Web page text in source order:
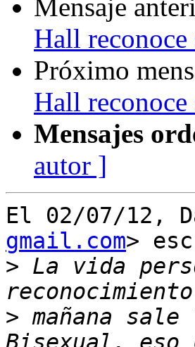
Mensaje
Hall
Próximo
Hall
Mensajes
autor ]
El 02/07/12,
gmail.com>
> La vida
> mañana